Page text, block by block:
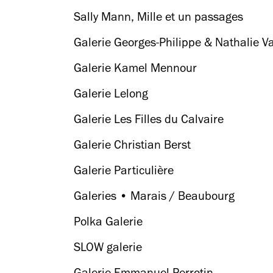
Sally Mann, Mille et un passages
Galerie Georges-Philippe & Nathalie
Galerie Kamel Mennour
Galerie Lelong
Galerie Les Filles du Calvaire
Galerie Christian Berst
Galerie Particulière
Galeries • Marais / Beaubourg
Polka Galerie
SLOW galerie